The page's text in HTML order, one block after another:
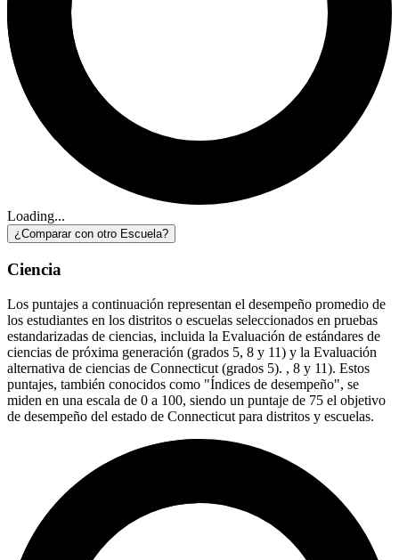
Loading...
¿Comparar con otro Escuela?
Ciencia
Los puntajes a continuación representan el desempeño promedio de
los estudiantes en los distritos o escuelas seleccionados en pruebas
estandarizadas de ciencias, incluida la Evaluación de estándares de
ciencias de próxima generación (grados 5, 8 y 11) y la Evaluación
alternativa de ciencias de Connecticut (grados 5). , 8 y 11). Estos
puntajes, también conocidos como "Índices de desempeño", se
miden en una escala de 0 a 100, siendo un puntaje de 75 el objetivo
de desempeño del estado de Connecticut para distritos y escuelas.